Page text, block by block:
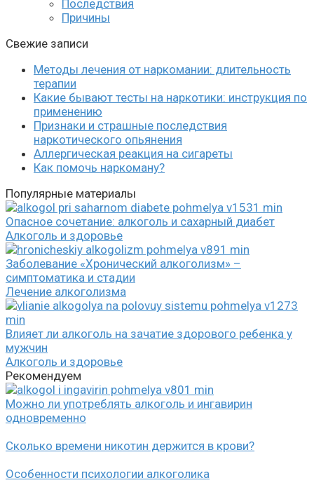
Последствия
Причины
Свежие записи
Методы лечения от наркомании: длительность
терапии
Какие бывают тесты на наркотики: инструкция по
применению
Признаки и страшные последствия
наркотического опьянения
Аллергическая реакция на сигареты
Как помочь наркоману?
Популярные материалы
Опасное сочетание: алкоголь и сахарный диабет
Алкоголь и здоровье
Заболевание «Хронический алкоголизм» –
симптоматика и стадии
Лечение алкоголизма
Влияет ли алкоголь на зачатие здорового ребенка у
мужчин
Алкоголь и здоровье
Рекомендуем
Можно ли употреблять алкоголь и ингавирин
одновременно
Сколько времени никотин держится в крови?
Особенности психологии алкоголика